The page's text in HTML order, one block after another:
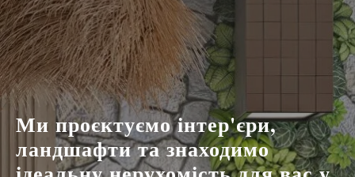
Ми проєктуємо інтер'єри,
ландшафти та знаходимо